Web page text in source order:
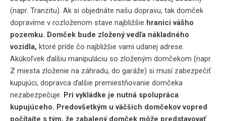
(napr. Tranzitu). Ak si objednáte našu dopravu, tak domček
dopravíme v rozloženom stave najbližšie hranici vášho
pozemku. Domček bude zložený vedľa nákladného
vozidla, ktoré príde čo najbližšie vami udanej adrese.
Akúkoľvek ďalšiu manipuláciu so zloženým domčekom (napr.
Z miesta zloženie na záhradu, do garáže) si musí zabezpečiť
kupujúci, dopravca ďalšie premiestňovanie domčeka
nezabezpečuje. Pri vykládke je nutná spolupráca
kupujúceho. Predovšetkým u väčších domčekov vopred
počítajte s tým, že zabalený domček môže predstavovať